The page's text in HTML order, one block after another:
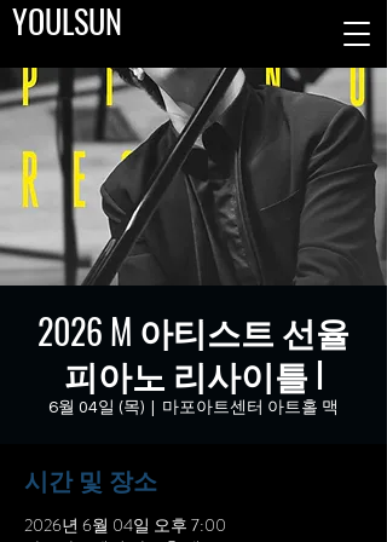
YOULSUN
2026 M 아티스트 선율
피아노 리사이틀 I
6월 04일 (목) 마포아트센터 아트홀 맥
시간 및 장소
2026년 6월 04일 오후 7:00